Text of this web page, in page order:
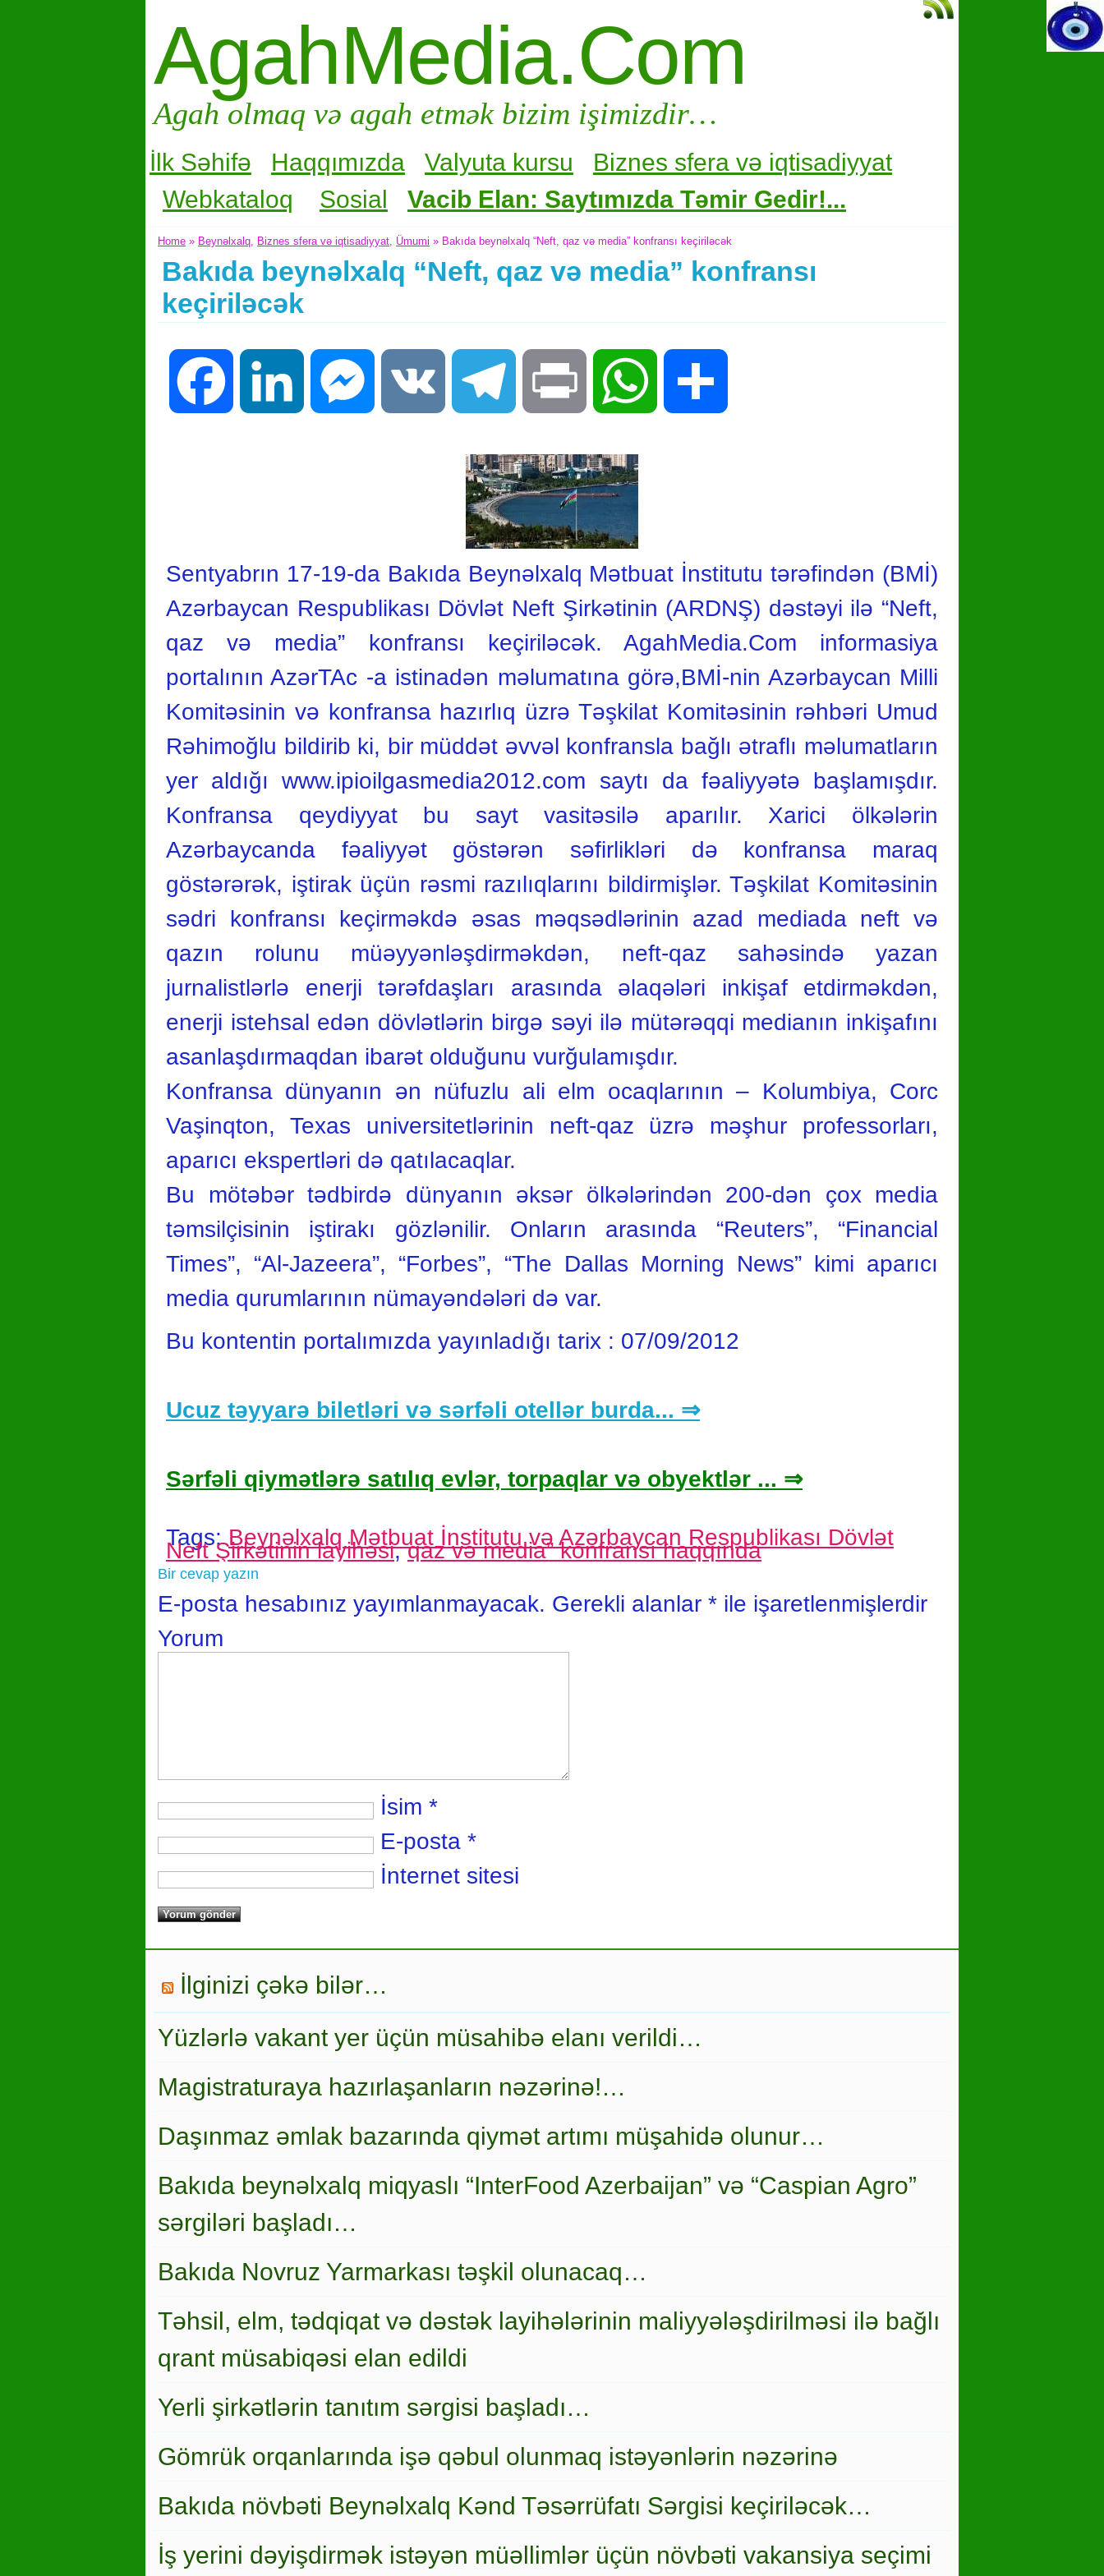
AgahMedia.Com
Agah olmaq və agah etmək bizim işimizdir…
İlk Səhifə Haqqımızda Valyuta kursu Biznes sfera və iqtisadiyyat
Webkataloq
Sosial Vacib Elan: Saytımızda Təmir Gedir!...
Home » Beynəlxalq Biznes sfera və iqtisadiyyat Ümumi » Bakıda beynəlxalq “Neft, qaz və media” konfransı keçiriləcək
Bakıda beynəlxalq “Neft, qaz və media” konfransı
keçiriləcək
Facebook LinkedIn Messenger VK Print WhatsApp
Sentyabrın 17-19-da Bakıda Beynəlxalq Mətbuat İnstitutu tərəfindən (BMİ)
Azərbaycan Respublikası Dövlət Neft Şirkətinin (ARDNŞ) dəstəyi ilə “Neft,
qaz və media” konfransı keçiriləcək. AgahMedia.Com informasiya
portalının AzərTAc -a istinadən məlumatına görə,BMİ-nin Azərbaycan Milli
Komitəsinin və konfransa hazırlıq üzrə Təşkilat Komitəsinin rəhbəri Umud
Rəhimoğlu bildirib ki, bir müddət əvvəl konfransla bağlı ətraflı məlumatların
yer aldığı www.ipioilgasmedia2012.com saytı da fəaliyyətə başlamışdır.
Konfransa qeydiyyat bu sayt vasitəsilə aparılır. Xarici ölkələrin
Azərbaycanda fəaliyyət göstərən səfirlikləri də konfransa maraq
göstərərək, iştirak üçün rəsmi razılıqlarını bildirmişlər. Təşkilat Komitəsinin
sədri konfransı keçirməkdə əsas məqsədlərinin azad mediada neft və
qazın rolunu müəyyənləşdirməkdən, neft-qaz sahəsində yazan
jurnalistlərlə enerji tərəfdaşları arasında əlaqələri inkişaf etdirməkdən,
enerji istehsal edən dövlətlərin birgə səyi ilə mütərəqqi medianın inkişafını
asanlaşdırmaqdan ibarət olduğunu vurğulamışdır.
Konfransa dünyanın ən nüfuzlu ali elm ocaqlarının – Kolumbiya, Corc
Vaşinqton, Texas universitetlərinin neft-qaz üzrə məşhur professorları,
aparıcı ekspertləri də qatılacaqlar.
Bu mötəbər tədbirdə dünyanın əksər ölkələrindən 200-dən çox media
təmsilçisinin iştirakı gözlənilir. Onların arasında “Reuters”, “Financial
Times”, “Al-Jazeera”, “Forbes”, “The Dallas Morning News” kimi aparıcı
media qurumlarının nümayəndələri də var.
Bu kontentin portalımızda yayınladığı tarix : 07/09/2012
Ucuz təyyarə biletləri və sərfəli otellər burda... ⇒
Sərfəli qiymətlərə satılıq evlər, torpaqlar və obyektlər ... ⇒
Tags:Beynəlxalq Mətbuat İnstitutu və Azərbaycan Respublikası Dövlət
Neft Şirkətinin layihəsi,qaz və media” konfransı haqqında
Bir cevap yazın
E-posta hesabınız yayımlanmayacak. Gerekli alanlar * ile işaretlenmişlerdir
Yorum
İsim *
E-posta *
İnternet sitesi
İlginizi çəkə bilər…
Yüzlərlə vakant yer üçün müsahibə elanı verildi…
Magistraturaya hazırlaşanların nəzərinə!…
Daşınmaz əmlak bazarında qiymət artımı müşahidə olunur…
Bakıda beynəlxalq miqyaslı “InterFood Azerbaijan” və “Caspian Agro”
sərgiləri başladı…
Bakıda Novruz Yarmarkası təşkil olunacaq…
Təhsil, elm, tədqiqat və dəstək layihələrinin maliyyələşdirilməsi ilə bağlı
qrant müsabiqəsi elan edildi
Yerli şirkətlərin tanıtım sərgisi başladı…
Gömrük orqanlarında işə qəbul olunmaq istəyənlərin nəzərinə
Bakıda növbəti Beynəlxalq Kənd Təsərrüfatı Sərgisi keçiriləcək…
İş yerini dəyişdirmək istəyən müəllimlər üçün növbəti vakansiya seçimi